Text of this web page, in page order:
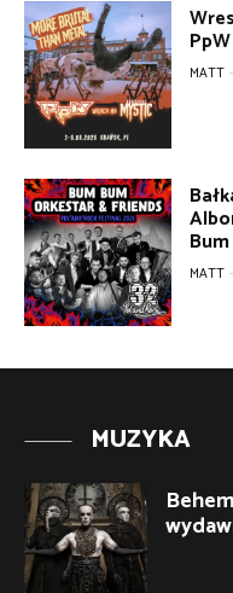
MATT -
MATT -
MUZYKA